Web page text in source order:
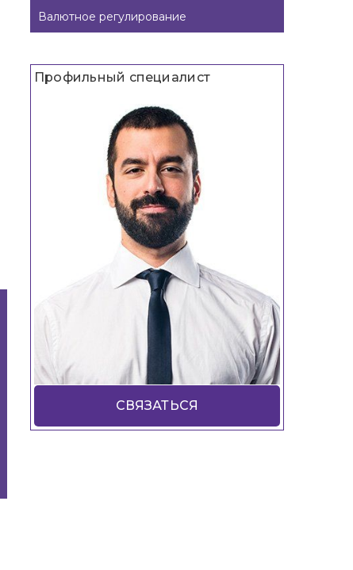
Валютное регулирование
Профильный специалист
СВЯЗАТЬСЯ